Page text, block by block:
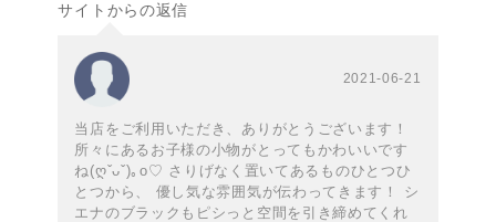
サイトからの返信
2021-06-21
当店をご利用いただき、ありがとうございます！
所々にあるお子様の小物がとってもかわいいです
ね(ღˇᴗˇ)｡o♡ さりげなく置いてあるものひとつひ
とつから、 優し気な雰囲気が伝わってきます！ シ
エナのブラックもピシっと空間を引き締めてくれ